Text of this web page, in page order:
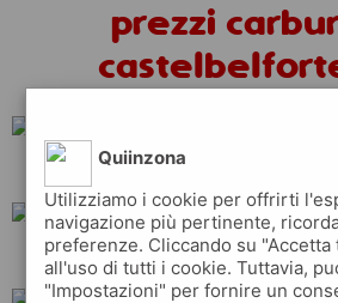
prezzi
total
tamoil eni
Quiinzona
Utilizziamo i cookie per offrirti
navigazione più pertinente,
preferenze. Cliccando su
all'uso di tutti i cookie. Tuttavia,
"Impostazioni" per fornire un